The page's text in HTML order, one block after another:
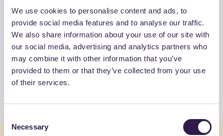
We use cookies to personalise content and ads, to
provide social media features and to analyse our traffic.
We also share information about your use of our site with
our social media, advertising and analytics partners who
may combine it with other information that you’ve
provided to them or that they’ve collected from your use
of their services.
Selection
Necessary
ALTRI PRODOTTI
Guarda la lista completa dei prodotti
certificati di COLORIFICIO ATRIA SRL